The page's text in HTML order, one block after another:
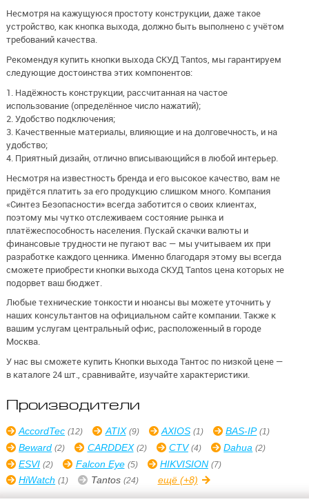
Несмотря на кажущуюся простоту конструкции, даже такое
устройство, как кнопка выхода, должно быть выполнено с учётом
требований качества.
Рекомендуя купить кнопки выхода СКУД Tantos, мы гарантируем
следующие достоинства этих компонентов:
1. Надёжность конструкции, рассчитанная на частое
использование (определённое число нажатий);
2. Удобство подключения;
3. Качественные материалы, влияющие и на долговечность, и на
удобство;
4. Приятный дизайн, отлично вписывающийся в любой интерьер.
Несмотря на известность бренда и его высокое качество, вам не
придётся платить за его продукцию слишком много. Компания
«Синтез Безопасности» всегда заботится о своих клиентах,
поэтому мы чутко отслеживаем состояние рынка и
платёжеспособность населения. Пускай скачки валюты и
финансовые трудности не пугают вас — мы учитываем их при
разработке каждого ценника. Именно благодаря этому вы всегда
сможете приобрести кнопки выхода СКУД Tantos цена которых не
подорвет ваш бюджет.
Любые технические тонкости и нюансы вы можете уточнить у
наших консультантов на официальном сайте компании. Также к
вашим услугам центральный офис, расположенный в городе
Москва.
У нас вы сможете купить Кнопки выхода Тантос по низкой цене —
в каталоге 24 шт., сравнивайте, изучайте характеристики.
Производители
AccordTec (12) ATIX (9) AXIOS (1) BAS-IP (1)
Beward (2) CARDDEX (2) CTV (4) Dahua (2)
ESVI (2) Falcon Eye (5) HIKVISION (7)
HiWatch (1) Tantos (24) ещё (+8)